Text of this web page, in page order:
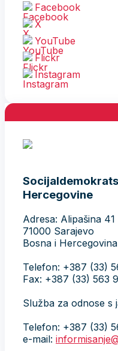
Facebook
X
YouTube
Flickr
Instagram
Hercegovine
Adresa: Alipašina 41
71000 Sarajevo
Bosna i Hercegovina
Telefon: +387 (33)
Fax: +387 (33) 563
Služba za odnose s
Telefon: +387 (33)
e-mail: